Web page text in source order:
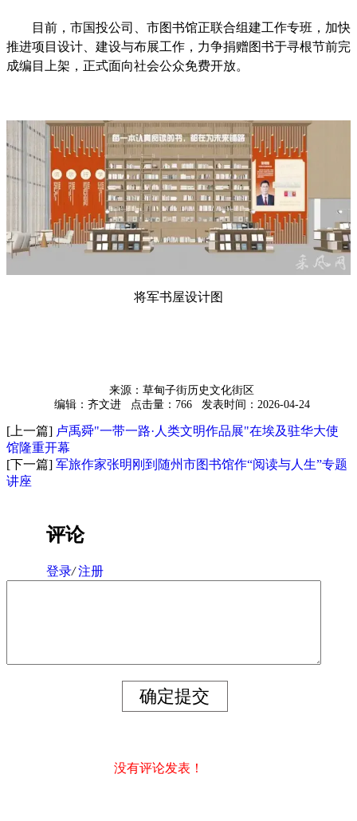
目前，市国投公司、市图书馆正联合组建工作专班，加快
推进项目设计、建设与布展工作，力争捐赠图书于寻根节前完
成编目上架，正式面向社会公众免费开放。
将军书屋设计图
来源：草甸子街历史文化街区
编辑：齐文进
点击量：766 发表时间：2026-04-24
[上一篇] 卢禹舜"一带一路·人类文明作品展"在埃及驻华大使
馆隆重开幕
[下一篇] 军旅作家张明刚到随州市图书馆作“阅读与人生”专题
讲座
评论
登录/ 注册
没有评论发表！